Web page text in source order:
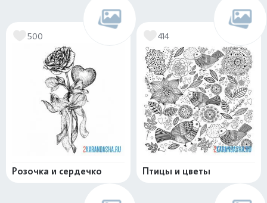
500
Розочка и сердечко
414
Птицы и цветы